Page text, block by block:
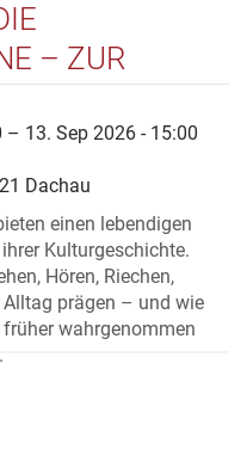
– ZUR
– 13. Sep 2026 - 15:00
Dachau
einen lebendigen
Kulturgeschichte.
Hören, Riechen,
prägen – und wie
wahrgenommen